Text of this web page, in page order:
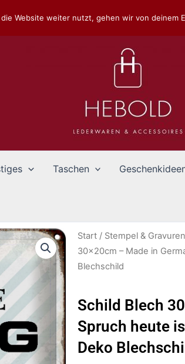
Taschen
Start / Stempel & Gravuren
30x20cm – Made in
Blechschild
Schild Blech
Spruch heute
Deko
die Website weiter nutzt, gehen wir von deinem